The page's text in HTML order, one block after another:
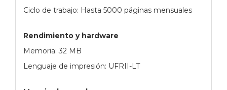
Ciclo de trabajo: Hasta 5000 páginas mensuales
Rendimiento y hardware
Memoria: 32 MB
Lenguaje de impresión: UFRII-LT